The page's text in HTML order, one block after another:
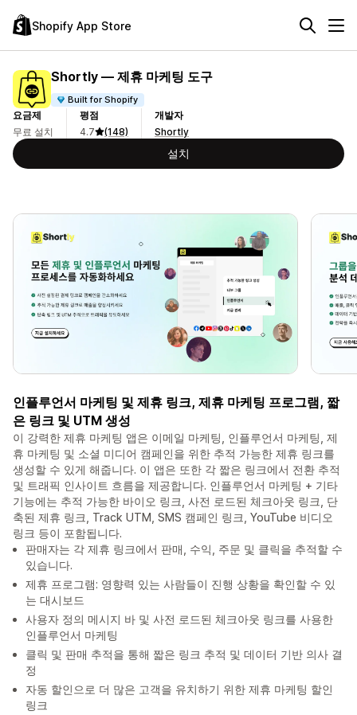
Shopify App Store
Shortly — 제휴 마케팅 도구
Built for Shopify
요금제
무료 설치
평점
4.7
(148)
개발자
Shortly
설치
인플루언서 마케팅 및 제휴 링크, 제휴 마케팅 프로그램, 짧
은 링크 및 UTM 생성
이 강력한 제휴 마케팅 앱은 이메일 마케팅, 인플루언서 마케팅, 제
휴 마케팅 및 소셜 미디어 캠페인을 위한 추적 가능한 제휴 링크를
생성할 수 있게 해줍니다. 이 앱은 또한 각 짧은 링크에서 전환 추적
및 트래픽 인사이트 흐름을 제공합니다. 인플루언서 마케팅 + 기타
기능에는 추적 가능한 바이오 링크, 사전 로드된 체크아웃 링크, 단
축된 제휴 링크, Track UTM, SMS 캠페인 링크, YouTube 비디오
링크 등이 포함됩니다.
판매자는 각 제휴 링크에서 판매, 수익, 주문 및 클릭을 추적할 수
있습니다.
제휴 프로그램: 영향력 있는 사람들이 진행 상황을 확인할 수 있
는 대시보드
사용자 정의 메시지 바 및 사전 로드된 체크아웃 링크를 사용한
인플루언서 마케팅
클릭 및 판매 추적을 통해 짧은 링크 추적 및 데이터 기반 의사 결
정
자동 할인으로 더 많은 고객을 유치하기 위한 제휴 마케팅 할인
링크